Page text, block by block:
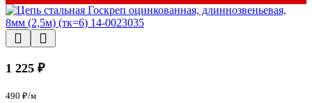
1 225 ₽
490 ₽/м